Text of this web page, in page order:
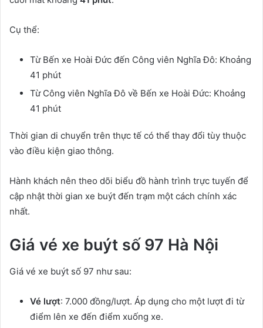
Cụ thể:
Từ Bến xe Hoài Đức đến Công viên Nghĩa Đô: Khoảng
41 phút
Từ Công viên Nghĩa Đô về Bến xe Hoài Đức: Khoảng
41 phút
Thời gian di chuyển trên thực tế có thể thay đổi tùy thuộc
vào điều kiện giao thông.
Hành khách nên theo dõi biểu đồ hành trình trực tuyến để
cập nhật thời gian xe buýt đến trạm một cách chính xác
nhất.
Giá vé xe buýt số 97 Hà Nội
Giá vé xe buýt số 97 như sau:
Vé lượt: 7.000 đồng/lượt. Áp dụng cho một lượt đi từ
điểm lên xe đến điểm xuống xe.